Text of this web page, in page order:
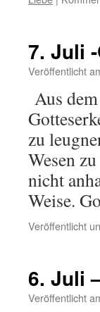
7. Juli
Veröffentlicht
Aus
zu
Wesen
nicht
Weise.
Veröffentlicht
6. Juli
Veröffentlicht